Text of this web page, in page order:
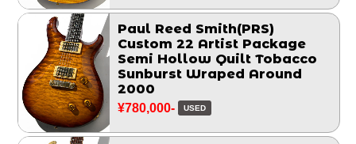
Paul Reed Smith(PRS)
Custom 22 Artist Package
Semi Hollow Quilt Tobacco
Sunburst Wraped Around
2000
¥780,000- USED